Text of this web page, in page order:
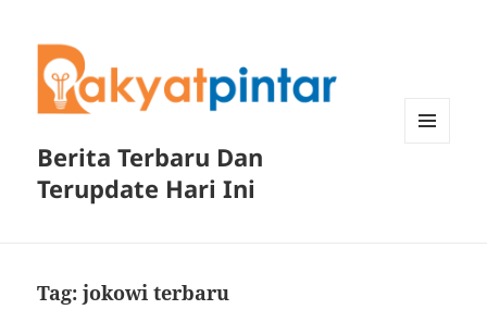
Berita Terbaru Dan
Terupdate Hari Ini
Tag:jokowi terbaru